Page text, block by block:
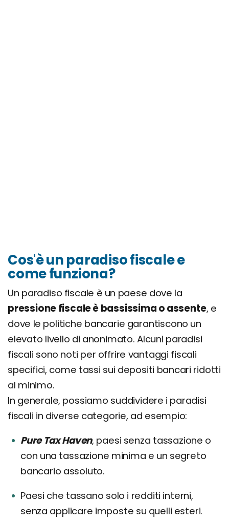
Cos'è un paradiso fiscale e
come funziona?
Un paradiso fiscale è un paese dove la
pressione fiscale è bassissima o assente, e
dove le politiche bancarie garantiscono un
elevato livello di anonimato. Alcuni paradisi
fiscali sono noti per offrire vantaggi fiscali
specifici, come tassi sui depositi bancari ridotti
al minimo.
In generale, possiamo suddividere i paradisi
fiscali in diverse categorie, ad esempio:
Pure Tax Haven, paesi senza tassazione o
con una tassazione minima e un segreto
bancario assoluto.
Paesi che tassano solo i redditi interni,
senza applicare imposte su quelli esteri.